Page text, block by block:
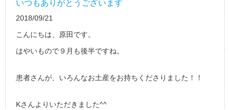
いつもありがとうございます
2018/09/21
こんにちは、原田です。
はやいもので９月も後半ですね。
患者さんが、いろんなお土産をお持ちくださりました！！
Kさんよりいただきました^^